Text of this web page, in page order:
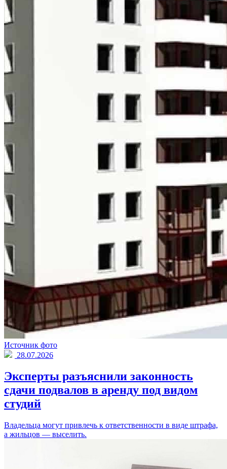
Источник фото
28.07.2026
Эксперты разъяснили законность
сдачи подвалов в аренду под видом
студий
Владельца могут привлечь к ответственности в виде штрафа,
а жильцов — выселить.